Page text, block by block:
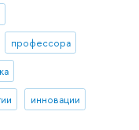
профессора
инновации